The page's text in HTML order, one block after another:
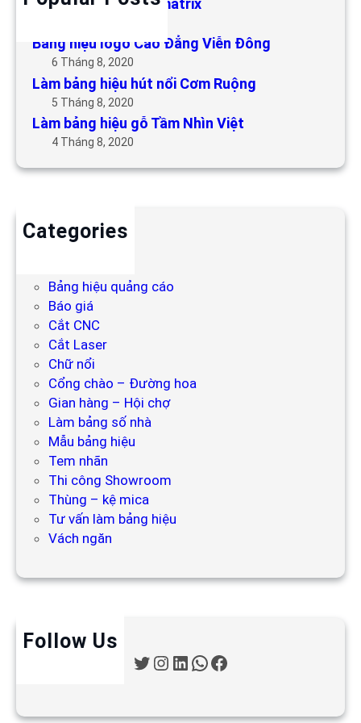
Bảng hiệu logo Cao Đẳng Viễn Đông
6 Tháng 8, 2020
Làm bảng hiệu hút nổi Cơm Ruộng
5 Tháng 8, 2020
Làm bảng hiệu gỗ Tầm Nhìn Việt
4 Tháng 8, 2020
Categories
Bảng hiệu quảng cáo
Báo giá
Cắt CNC
Cắt Laser
Chữ nổi
Cổng chào – Đường hoa
Gian hàng – Hội chợ
Làm bảng số nhà
Mẫu bảng hiệu
Tem nhãn
Thi công Showroom
Thùng – kệ mica
Tư vấn làm bảng hiệu
Vách ngăn
Follow Us
T I L W F